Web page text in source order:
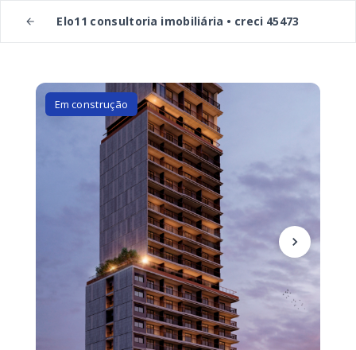
Elo11 consultoria imobiliária • creci 45473
Em construção